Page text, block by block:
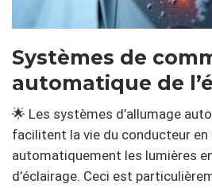
Systèmes de
automatique de
🌟 Les systèmes d’allumage
facilitent la vie du conducteur
automatiquement les lumières
d’éclairage. Ceci est